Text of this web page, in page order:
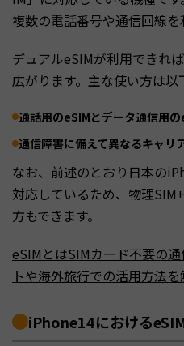
複数の電話番号や通信回線を
デュアルeSIMが利用できれ
広がります。主な使い方は以
通話用のeSIMとデータ通信用
通信障害に備えて異なるキャリ
なお、前述のとおり日本の
対応しているため、物理
方もできます。
eSIMとはSIMカード不要の
トや海外旅行での活用方法
iPhone14における